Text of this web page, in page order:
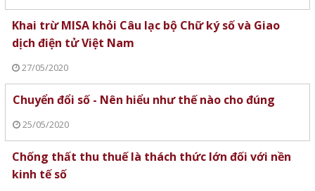
Khai trừ MISA khỏi Câu lạc bộ Chữ ký số và Giao
dịch điện tử Việt Nam
27/05/2020
Chuyển đổi số - Nên hiểu như thế nào cho đúng
25/05/2020
Chống thất thu thuế là thách thức lớn đối với nền
kinh tế số